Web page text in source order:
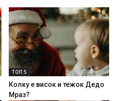
ТОП 5
Колку е висок и тежок Дедо
Мраз?